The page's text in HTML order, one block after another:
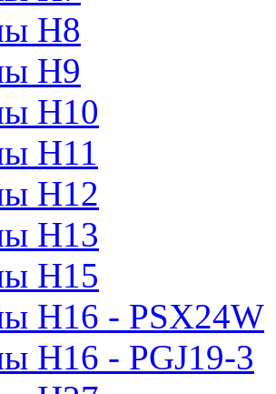
H8
H9
H10
H11
H12
H13
H15
H16 - PSX24W
H16 - PGJ19-3